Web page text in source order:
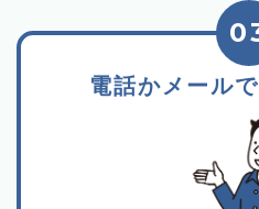
電話かメール